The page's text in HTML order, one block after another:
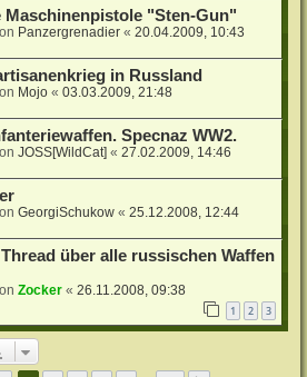
Maschinenpistole "Sten-Gun"
Panzergrenadier «20.04.2009, 10:43
in Russland
Mojo «03.03.2009, 21:48
Specnaz WW2.
JOSS[WildCat] «27.02.2009, 14:46
GeorgiSchukow «25.12.2008, 12:44
über alle russischen Waffen
Zocker «26.11.2008, 09:38
1 2 3